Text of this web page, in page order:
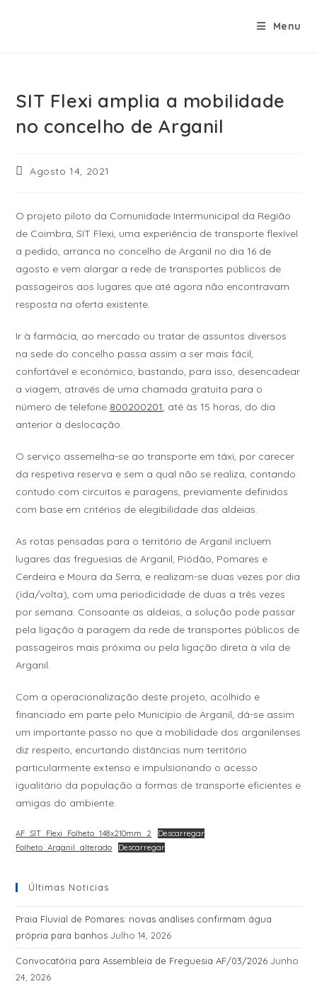
Menu
SIT Flexi amplia a mobilidade
no concelho de Arganil
Agosto 14, 2021
O projeto piloto da Comunidade Intermunicipal da Região
de Coimbra, SIT Flexi, uma experiência de transporte flexível
a pedido, arranca no concelho de Arganil no dia 16 de
agosto e vem alargar a rede de transportes públicos de
passageiros aos lugares que até agora não encontravam
resposta na oferta existente.
Ir à farmácia, ao mercado ou tratar de assuntos diversos
na sede do concelho passa assim a ser mais fácil,
confortável e económico, bastando, para isso, desencadear
a viagem, através de uma chamada gratuita para o
número de telefone 800200201, até às 15 horas, do dia
anterior à deslocação.
O serviço assemelha-se ao transporte em táxi, por carecer
da respetiva reserva e sem a qual não se realiza, contando
contudo com circuitos e paragens, previamente definidos
com base em critérios de elegibilidade das aldeias.
As rotas pensadas para o território de Arganil incluem
lugares das freguesias de Arganil, Piódão, Pomares e
Cerdeira e Moura da Serra, e realizam-se duas vezes por dia
(ida/volta), com uma periodicidade de duas a três vezes
por semana. Consoante as aldeias, a solução pode passar
pela ligação à paragem da rede de transportes públicos de
passageiros mais próxima ou pela ligação direta à vila de
Arganil.
Com a operacionalização deste projeto, acolhido e
financiado em parte pelo Município de Arganil, dá-se assim
um importante passo no que à mobilidade dos arganilenses
diz respeito, encurtando distâncias num território
particularmente extenso e impulsionando o acesso
igualitário da população a formas de transporte eficientes e
amigas do ambiente.
AF_SIT_Flexi_Folheto_148x210mm_2
Descarregar
Folheto_Arganil_alterado
Descarregar
Últimas Noticias
Praia Fluvial de Pomares: novas análises confirmam água
própria para banhos Julho 14, 2026
Convocatória para Assembleia de Freguesia AF/03/2026 Junho
24, 2026